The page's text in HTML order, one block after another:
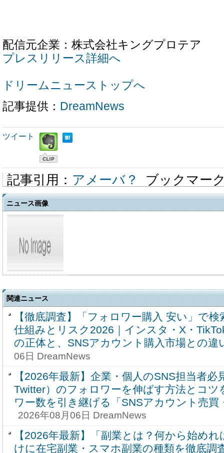
配信元企業：株式会社キングプロテア
プレスリリース詳細へ
ドリームニューストップへ
記事提供： DreamNews
ツイート
記事引用： アメーバ？ ブックマー
ニュース画像
関連ニュース
【徹底調査】「フォロワー購入 安い」で
仕組みとリスク2026｜インスタ・X・
の正体と、SNSアカウント購入市場との違
06日 DreamNews
【2026年最新】企業・個人のSNS担当者
Twitter）のフォロワーを伸ばす方法とコツ
ワー数を引き継げる「SNSアカウント売買
2026年08月06日 DreamNews
【2026年最新】「副業とは？何から始め
けに在宅副業・スマホ副業の種類を徹底調